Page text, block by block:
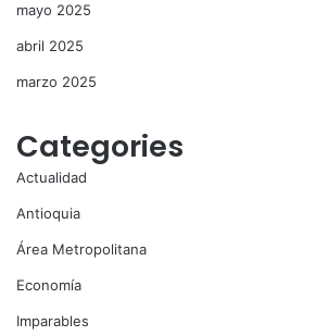
mayo 2025
abril 2025
marzo 2025
Categories
Actualidad
Antioquia
Área Metropolitana
Economía
Imparables